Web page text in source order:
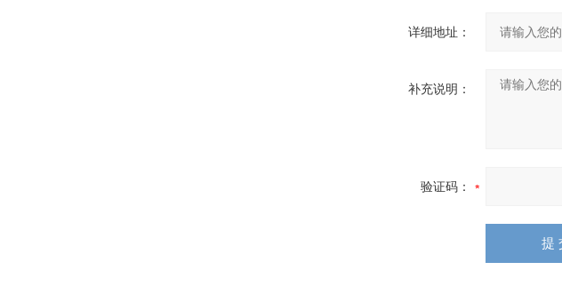
详细地址：
补充说明：
验证码：